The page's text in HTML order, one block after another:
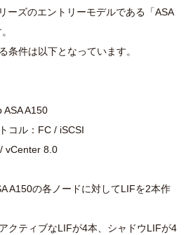
ーズのエントリーモデルである「ASA
条件は以下となっています。
ASA A150
コル：FC / iSCSI
vCenter 8.0
A150の各ノードに対してLIFを2本作
クティブなLIFが4本、シャドウLIFが4